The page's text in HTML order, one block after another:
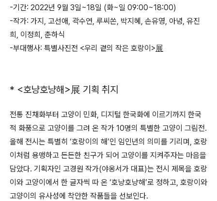
-기간: 2022년 9월 3일 ~18일 (화~일 09:00~18:00)
-작가: 가지 , 고선애, 곽수연, 루씨쏜, 박지혜 , 손유영, 아녕, 유진
희 , 이정희 , 춘하식
-부대행사: 특별사진전 <우리 곁의 작은 호랑이 >展
* <호냥호냥해>展 기획 취지
전통 진채화부터 고양이 민화, 디지털 한국화에 이르기까지 한국
적 화풍으로 고양이를 그려 온 작가 10명의 특별한 고양이 그림전.
올해 전시는 특별히 ‘호랑이의 해’인 임인년의 의미를 기리며, 호랑
이처럼 용맹하고 든든한 친구가 되어 고양이를 지켜주자는 마음을
담았다. 기획자인 고경원 작가(야옹서가 대표)는 전시 제목을 호랑
이와 고양이에서 한 글자씩 따 온 ‘호냥호냥해’로 정하고, 호랑이와
고양이의 유사성에 착안한 작품들을 선보인다.